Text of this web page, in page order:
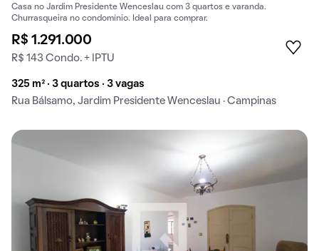
Casa no Jardim Presidente Wenceslau com 3 quartos e varanda.
Churrasqueira no condomínio. Ideal para comprar.
R$ 1.291.000
R$ 143 Condo. + IPTU
325 m² · 3 quartos · 3 vagas
Rua Bálsamo, Jardim Presidente Wenceslau · Campinas